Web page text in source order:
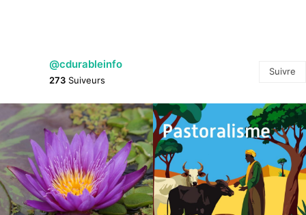
@cdurableinfo
273 Suiveurs
Suivre